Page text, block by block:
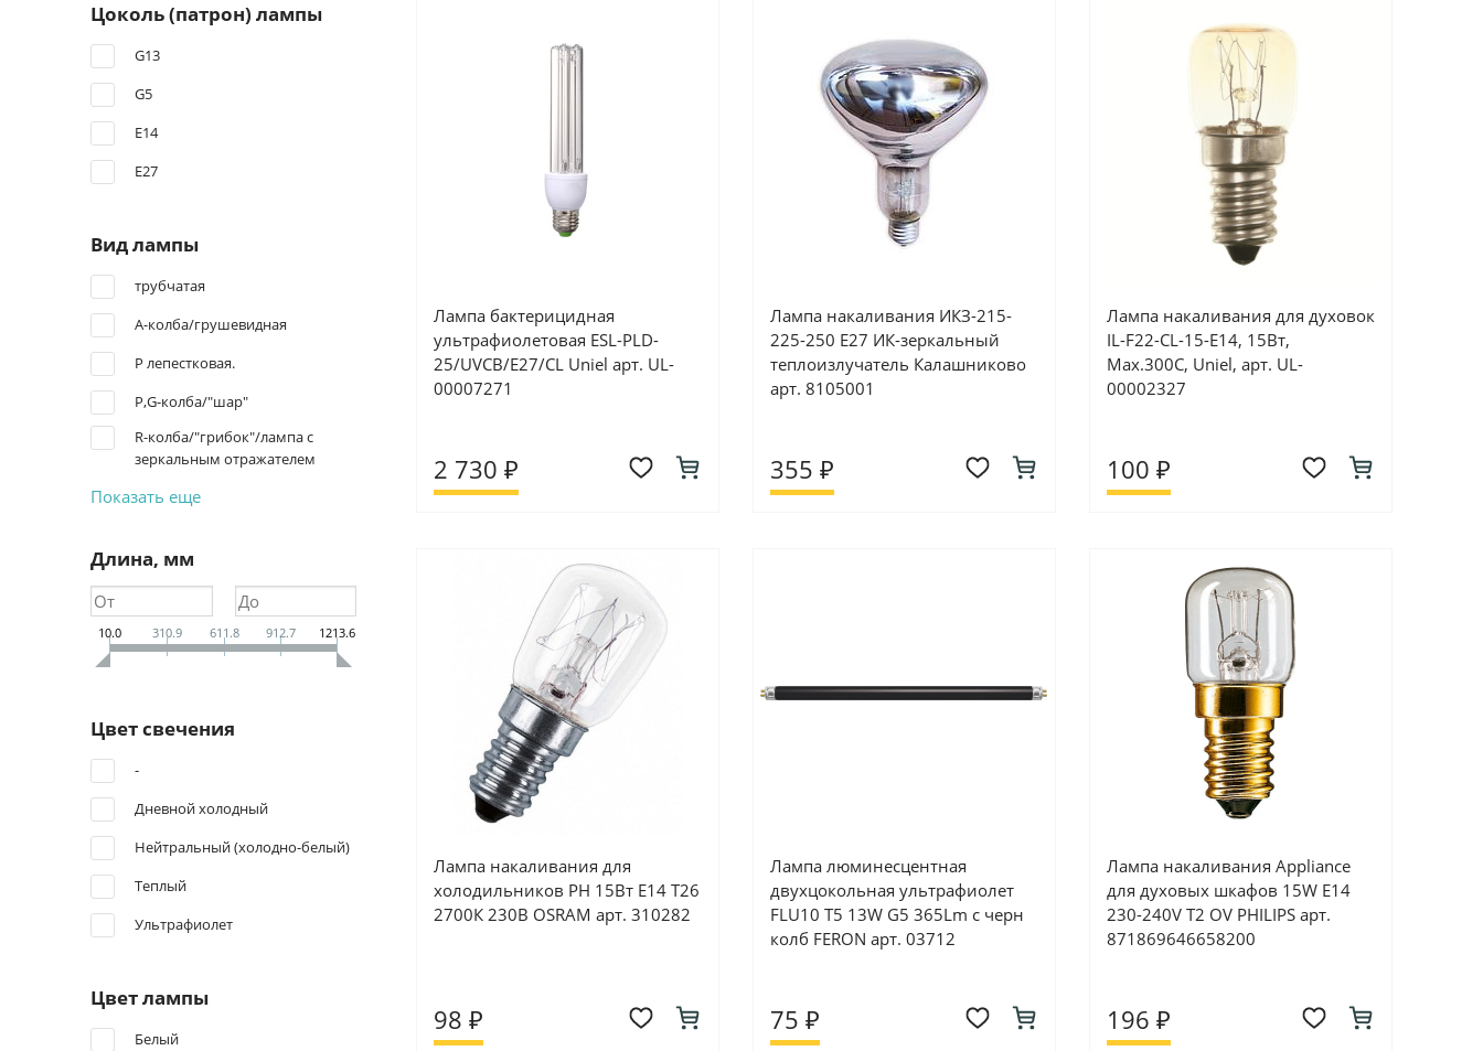
Цоколь (патрон) лампы
G13
G5
Е14
Е27
Вид лампы
трубчатая
A-колба/грушевидная
P лепестковая.
P,G-колба/"шар"
R-колба/"грибок"/лампа с
зеркальным отражателем
Показать еще
Длина, мм
10.0 310.9 611.8 912.7 1213.6
Цвет свечения
-
Дневной холодный
Нейтральный (холодно-белый)
Теплый
Ультрафиолет
Цвет лампы
Белый
Лампа бактерицидная
ультрафиолетовая ESL-PLD-
25/UVCB/E27/CL Uniel арт. UL-
00007271
2 730 ₽
Лампа накаливания ИКЗ-215-
225-250 Е27 ИК-зеркальный
теплоизлучатель Калашниково
арт. 8105001
355 ₽
Лампа накаливания для духовок
IL-F22-CL-15-E14, 15Вт,
Max.300C, Uniel, арт. UL-
00002327
100 ₽
Лампа накаливания для
холодильников РН 15Вт E14 T26
2700К 230В OSRAM арт. 310282
98 ₽
Лампа люминесцентная
двухцокольная ультрафиолет
FLU10 T5 13W G5 365Lm с черн
колб FERON арт. 03712
75 ₽
Лампа накаливания Appliance
для духовых шкафов 15W E14
230-240V T2 OV PHILIPS арт.
871869646658200
196 ₽